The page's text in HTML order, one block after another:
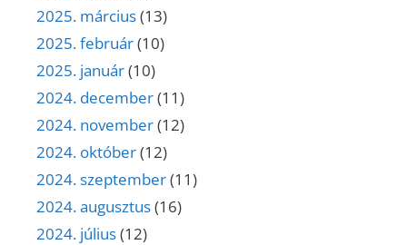
2025. március(13)
2025. február(10)
2025. január(10)
2024. december(11)
2024. november(12)
2024. október(12)
2024. szeptember(11)
2024. augusztus(16)
2024. július(12)